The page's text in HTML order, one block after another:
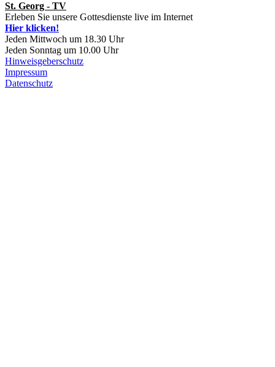
St. Georg - TV
Erleben Sie unsere Gottesdienste live im Internet
Hier klicken!
Jeden Mittwoch um 18.30 Uhr
Jeden Sonntag um 10.00 Uhr
Hinweisgeberschutz
Impressum
Datenschutz